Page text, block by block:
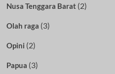
Nusa Tenggara Barat(2)
Olah raga (3)
Opini (2)
Papua (3)